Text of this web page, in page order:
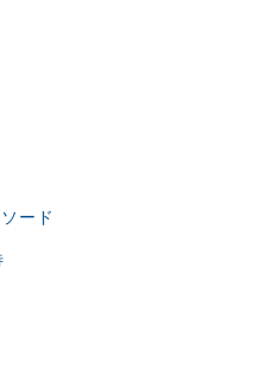
ード